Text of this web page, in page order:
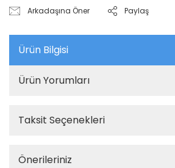
Arkadaşına Öner Paylaş
Ürün Bilgisi
Ürün Yorumları
Taksit Seçenekleri
Önerileriniz